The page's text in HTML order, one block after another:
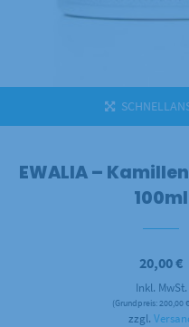
EWALIA –
100ml
20,00€
Inkl. MwSt.
(Grundpreis:200,00 €
zzgl.